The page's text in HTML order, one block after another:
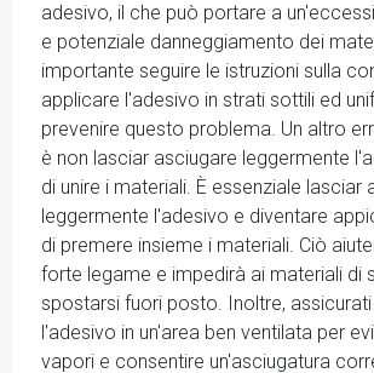
adesivo, il che può portare a
e potenziale danneggiamento dei
importante seguire le istruzioni sulla
applicare l'adesivo in strati sottili ed
prevenire questo problema. Un altro
è non lasciar asciugare leggermente
di unire i materiali. È essenziale lasciar
leggermente l'adesivo e diventare
di premere insieme i materiali. Ciò
forte legame e impedirà ai materiali di
spostarsi fuori posto. Inoltre,
l'adesivo in un'area ben ventilata per
vapori e consentire un'asciugatura